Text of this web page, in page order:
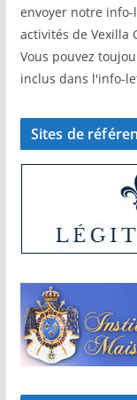
envoyer notre
activités de Vexilla
Vous pouvez
inclus dans l'info-
Sites de